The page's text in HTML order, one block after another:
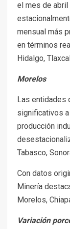
el mes de
mensual más
en términos
Hidalgo,
Morelos
Las entidades
significativos a
producción
Tabasco,
Con datos
Minería
Morelos,
Variación